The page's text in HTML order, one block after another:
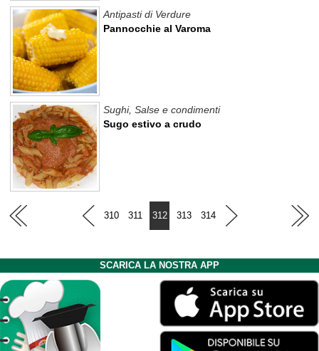
Pannocchie al Varoma
Antipasti di Verdure
Sugo estivo a crudo
Sughi, Salse e condimenti
310 311 312 313 314
SCARICA LA NOSTRA APP